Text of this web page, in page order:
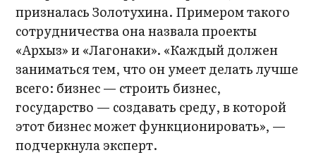
призналась Золотухина. Примером такого
сотрудничества она назвала проекты
«Архыз» и «Лагонаки». «Каждый должен
заниматься тем, что он умеет делать лучше
всего: бизнес — строить бизнес,
государство — создавать среду, в которой
этот бизнес может функционировать», —
подчеркнула эксперт.